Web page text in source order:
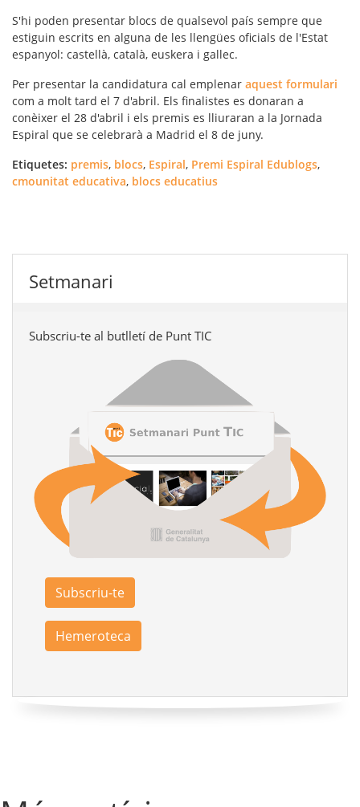
S'hi poden presentar blocs de qualsevol país sempre que
estiguin escrits en alguna de les llengües oficials de l'Estat
espanyol: castellà, català, euskera i gallec.
Per presentar la candidatura cal emplenar aquest formulari
com a molt tard el 7 d'abril. Els finalistes es donaran a
conèixer el 28 d'abril i els premis es lliuraran a la Jornada
Espiral que se celebrarà a Madrid el 8 de juny.
Etiquetes: premis, blocs, Espiral, Premi Espiral Edublogs,
cmounitat educativa, blocs educatius
Setmanari
Subscriu-te al butlletí de Punt TIC
Subscriu-te
Hemeroteca